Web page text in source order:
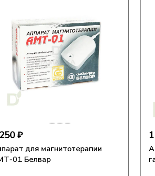
₽
для магнитотерапии
01 Белвар